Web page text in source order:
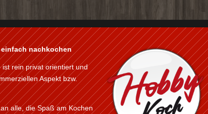
einfach nachkochen
ist rein privat orientiert und
Aspekt bzw.
alle, die Spaß am Kochen